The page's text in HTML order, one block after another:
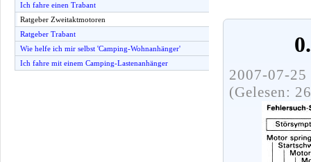
Ich fahre einen Trabant
Ratgeber Zweitaktmotoren
Ratgeber Trabant
Wie helfe ich mir selbst 'Camping-Wohnanhänger'
Ich fahre mit einem Camping-Lastenanhänger
2007-07-
(Gelesen: